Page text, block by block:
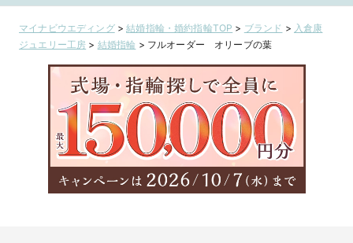
しらった手作り結
婚指輪
マイナビウエディング>結婚指輪・婚約指輪TOP > ブランド > 入倉康
ジュエリー工房 > 結婚指輪 > フルオーダー オリーブの葉